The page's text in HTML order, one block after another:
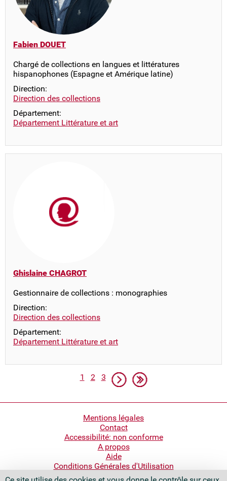
Fabien DOUET
Chargé de collections en langues et littératures
hispanophones (Espagne et Amérique latine)
Direction:
Direction des collections
Département:
Département Littérature et art
Ghislaine CHAGROT
Gestionnaire de collections : monographies
Direction:
Direction des collections
Département:
Département Littérature et art
Pagination
Page
1 Page
2 Page
3 Page suivante
Dernière page
Mentions légales
Contact
Accessibilité: non conforme
A propos
Aide
Conditions Générales d'Utilisation